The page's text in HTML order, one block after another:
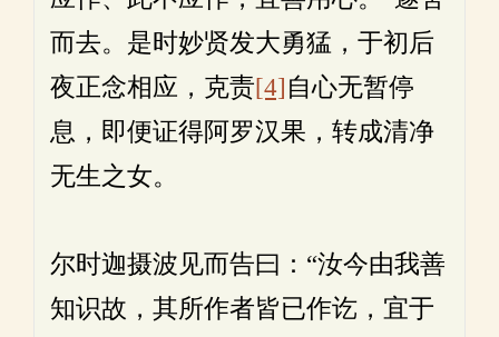
而去。是时妙贤发大勇猛，于初后
夜正念相应，克责[4]自心无暂停
息，即便证得阿罗汉果，转成清净
无生之女。
尔时迦摄波见而告曰：“汝今由我善
知识故，其所作者皆已作讫，宜于